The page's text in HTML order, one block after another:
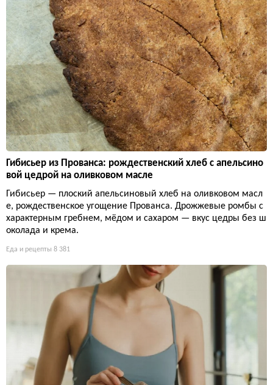
Гибисьер из Прованса: рождественский хлеб с апельсино
вой цедрой на оливковом масле
Гибисьер — плоский апельсиновый хлеб на оливковом масл
е, рождественское угощение Прованса. Дрожжевые ромбы с
характерным гребнем, мёдом и сахаром — вкус цедры без ш
околада и крема.
Еда и рецепты 8 381